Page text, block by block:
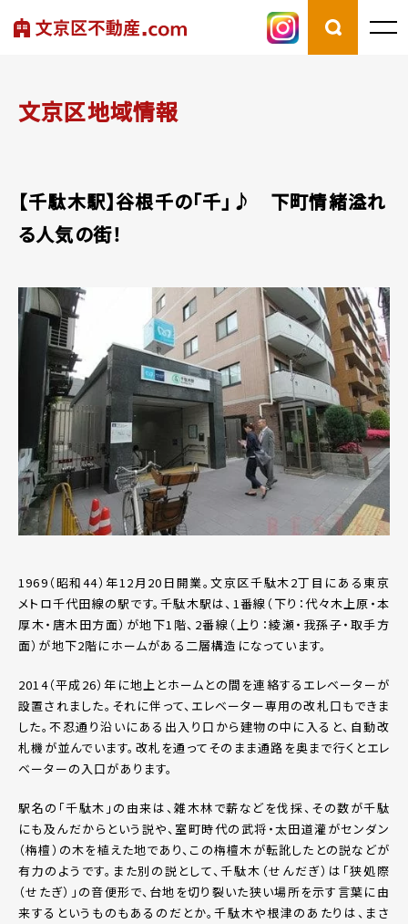
文京区地域情報
【千駄木駅】谷根千の「千」♪ 下町情緒溢れ
る人気の街！
1969（昭和44）年12月20日開業。文京区千駄木2丁目にある東京
メトロ千代田線の駅です。千駄木駅は、1番線（下り：代々木上原・本
厚木・唐木田方面）が地下1階、2番線（上り：綾瀬・我孫子・取手方
面）が地下2階にホームがある二層構造になっています。
2014（平成26）年に地上とホームとの間を連絡するエレベーターが
設置されました。それに伴って、エレベーター専用の改札口もできま
した。不忍通り沿いにある出入り口から建物の中に入ると、自動改
札機が並んでいます。改札を通ってそのまま通路を奥まで行くとエレ
ベーターの入口があります。
駅名の「千駄木」の由来は、雑木林で薪などを伐採、その数が千駄
にも及んだからという説や、室町時代の武将・太田道灌がセンダン
（栴檀）の木を植えた地であり、この栴檀木が転訛したとの説などが
有力のようです。また別の説として、千駄木（せんだぎ）は「狭処際
（せたぎ）」の音便形で、台地を切り裂いた狭い場所を示す言葉に由
来するというものもあるのだとか。千駄木や根津のあたりは、まさ